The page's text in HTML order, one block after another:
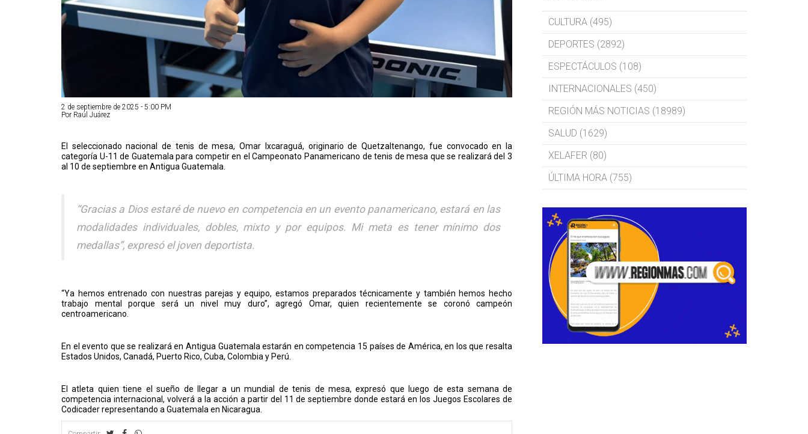
2 de septiembre de 2025 - 5:00 PM
Por Raúl Juárez
El seleccionado nacional de tenis de mesa, Omar Ixcaraguá, originario de Quetzaltenango, fue convocado en la
categoría U-11 de Guatemala para competir en el Campeonato Panamericano de tenis de mesa que se realizará del 3
al 10 de septiembre en Antigua Guatemala.
“Gracias a Dios estaré de nuevo en competencia en un evento panamericano, estará en las
modalidades individuales, dobles, mixto y por equipos. Mi meta es tener mínimo dos
medallas”, expresó el joven deportista.
“Ya hemos entrenado con nuestras parejas y equipo, estamos preparados técnicamente y también hemos hecho
trabajo mental porque será un nivel muy duro”, agregó Omar, quien recientemente se coronó campeón
centroamericano.
En el evento que se realizará en Antigua Guatemala estarán en competencia 15 países de América, en los que resalta
Estados Unidos, Canadá, Puerto Rico, Cuba, Colombia y Perú.
El atleta quien tiene el sueño de llegar a un mundial de tenis de mesa, expresó que luego de esta semana de
competencia internacional, volverá a la acción a partir del 11 de septiembre donde estará en los Juegos Escolares de
Codicader representando a Guatemala en Nicaragua.
CULTURA (495)
DEPORTES (2892)
ESPECTÁCULOS (108)
INTERNACIONALES (450)
REGIÓN MÁS NOTICIAS (18989)
SALUD (1629)
XELAFER (80)
ÚLTIMA HORA (755)